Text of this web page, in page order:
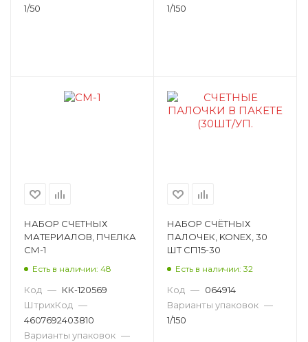
1/50 1/150
НАБОР СЧЕТНЫХ
МАТЕРИАЛОВ, ПЧЕЛКА
СМ-1
Есть в наличии: 48
Код — КК-120569
ШтрихКод —
4607692403810
Варианты упаковок —
НАБОР СЧЁТНЫХ
ПАЛОЧЕК, KONEX, 30
ШТ СП15-30
Есть в наличии: 32
Код — 064914
Варианты упаковок —
1/150